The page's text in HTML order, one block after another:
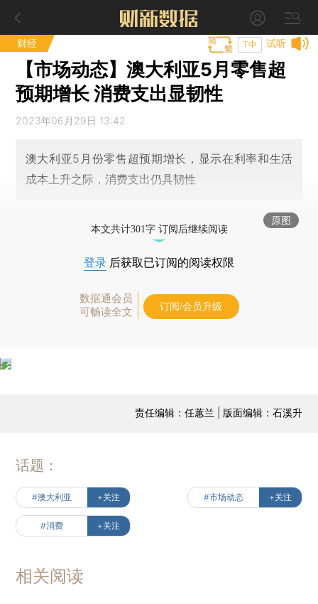
财经 试听
T中
【市场动态】澳大利亚5月零售超
预期增长 消费支出显韧性
2023年06月29日 13:42
澳大利亚5月份零售超预期增长，显示在利率和生活
成本上升之际，消费支出仍具韧性
原图
本文共计301字 订阅后继续阅读
登录 后获取已订阅的阅读权限
数据通会员
可畅读全文
订阅/会员升级
责任编辑：任蕙兰 | 版面编辑：石溪升
话题：
#澳大利亚 +关注 #市场动态 +关注
#消费 +关注
相关阅读